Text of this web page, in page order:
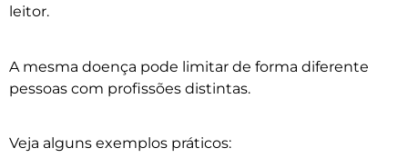
leitor.
A mesma doença pode limitar de forma diferente
pessoas com profissões distintas.
Veja alguns exemplos práticos: